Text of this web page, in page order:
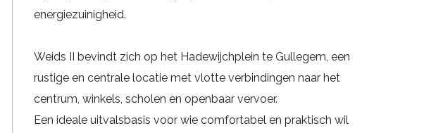
energiezuinigheid.
Weids II bevindt zich op het Hadewijchplein te Gullegem, een
rustige en centrale locatie met vlotte verbindingen naar het
centrum, winkels, scholen en openbaar vervoer.
Een ideale uitvalsbasis voor wie comfortabel en praktisch wil